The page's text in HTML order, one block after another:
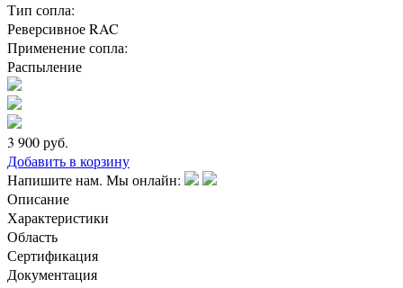
Тип сопла:
Реверсивное RAC
Применение сопла:
Распыление
3 900руб.
Добавить в корзину
Напишите нам. Мы онлайн:
Описание
Характеристики
Область
Сертификация
Документация